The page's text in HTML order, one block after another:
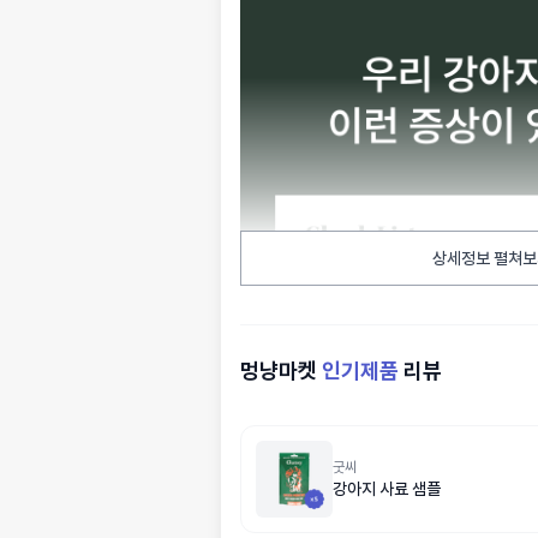
상세정보 펼쳐
멍냥마켓 인기제품 리뷰
굿씨
강아지 사료 샘플